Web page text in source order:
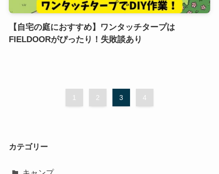
【自宅の庭におすすめ】ワンタッチタープは
FIELDOORがぴったり！失敗談あり
1 2 3 4
カテゴリー